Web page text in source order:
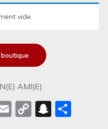
vide.
AMI(E)
Email
Copy